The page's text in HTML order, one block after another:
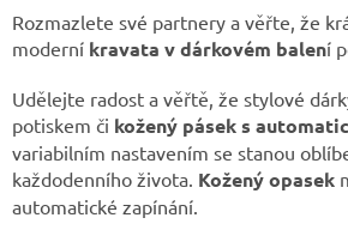
y
v
ý
i
s
u
Rozmazlete své partnery a věřte, že
moderní kravata v dárkovém balení
Udělejte radost a věřtě, že stylové
potiskem či kožený pásek s
variabilním nastavením se stanou
každodenního života. Kožený opasek
automatické zapínání.